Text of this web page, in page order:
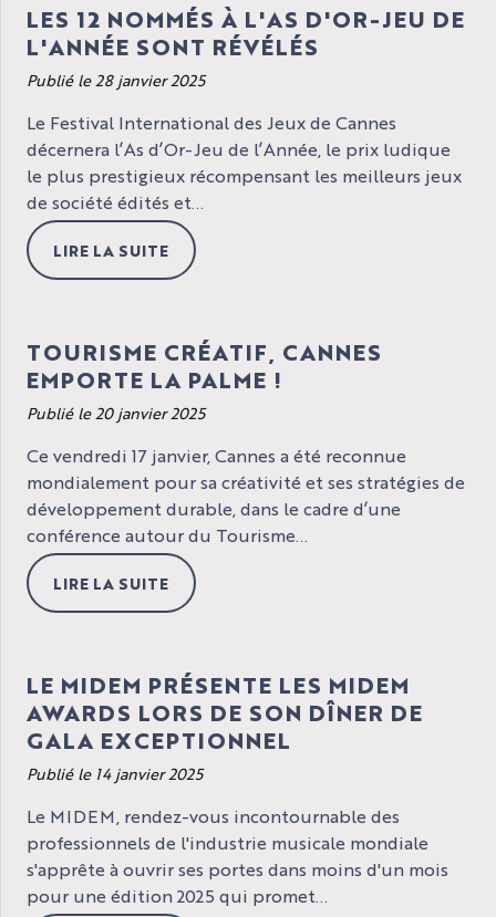
LES 12 NOMMÉS À L'AS D'OR-JEU DE
L'ANNÉE SONT RÉVÉLÉS
Publié le 28 janvier 2025
Le Festival International des Jeux de Cannes
décernera l’As d’Or-Jeu de l’Année, le prix ludique
le plus prestigieux récompensant les meilleurs jeux
de société édités et...
LIRE LA SUITE
TOURISME CRÉATIF, CANNES
EMPORTE LA PALME !
Publié le 20 janvier 2025
Ce vendredi 17 janvier, Cannes a été reconnue
mondialement pour sa créativité et ses stratégies de
développement durable, dans le cadre d’une
conférence autour du Tourisme...
LIRE LA SUITE
LE MIDEM PRÉSENTE LES MIDEM
AWARDS LORS DE SON DÎNER DE
GALA EXCEPTIONNEL
Publié le 14 janvier 2025
Le MIDEM, rendez-vous incontournable des
professionnels de l'industrie musicale mondiale
s'apprête à ouvrir ses portes dans moins d'un mois
pour une édition 2025 qui promet...